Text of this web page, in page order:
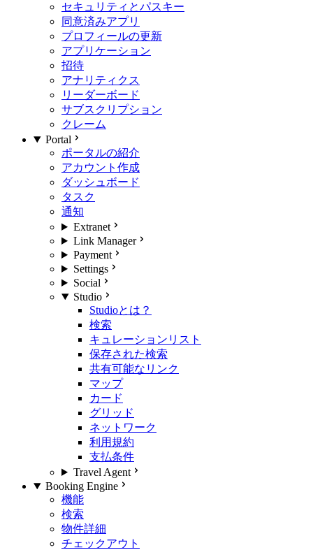
セキュリティとパスキー
同意済みアプリ
プロフィールの更新
アプリケーション
招待
アナリティクス
リーダーボード
サブスクリプション
クレーム
Portal
ポータルの紹介
アカウント作成
ダッシュボード
タスク
通知
Extranet
Link Manager
Payment
Settings
Social
Studio
Studioとは？
検索
キュレーションリスト
保存された検索
共有可能なリンク
マップ
カード
グリッド
ネットワーク
利用規約
支払条件
Travel Agent
Booking Engine
機能
検索
物件詳細
チェックアウト